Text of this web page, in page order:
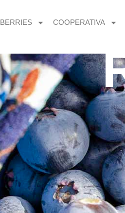
BERRIES COOPERATIVA